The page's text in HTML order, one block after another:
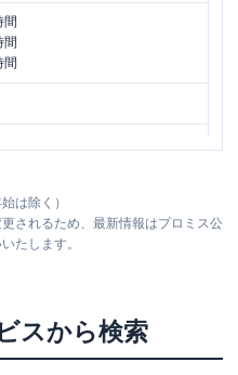
間
間
間
市七栄字獅子穴６４６-６６５
Ｆ
は除く）
されるため、最新情報はプロミス公
たします。
スから検索